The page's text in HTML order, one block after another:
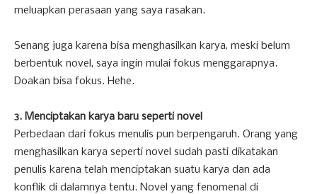
meluapkan perasaan yang saya rasakan.
Senang juga karena bisa menghasilkan karya, meski belum
berbentuk novel, saya ingin mulai fokus menggarapnya.
Doakan bisa fokus. Hehe.
3. Menciptakan karya baru seperti novel
Perbedaan dari fokus menulis pun berpengaruh. Orang yang
menghasilkan karya seperti novel sudah pasti dikatakan
penulis karena telah menciptakan suatu karya dan ada
konflik di dalamnya tentu. Novel yang fenomenal di